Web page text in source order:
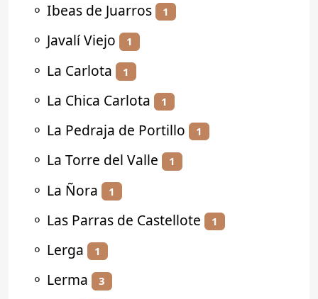
⚬ Ibeas de Juarros 1
⚬ Javalí Viejo 1
⚬ La Carlota 1
⚬ La Chica Carlota 1
⚬ La Pedraja de Portillo 1
⚬ La Torre del Valle 1
⚬ La Ñora 1
⚬ Las Parras de Castellote 1
⚬ Lerga 1
⚬ Lerma 3